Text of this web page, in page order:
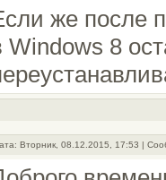
же после
Windows 8
Вторник, 08.12.2015, 17:53 |